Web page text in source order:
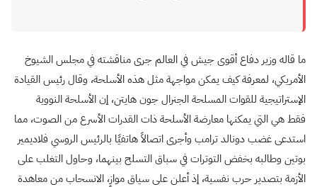
ما قاله وزير دفاع أقوى جيش في العالم جرى مناقشته في مجلس الشيوخ
الأمريكي، لمعرفة كيف يمكن مواجهة مثل هذه الأسلحة، وقال رئيس القيادة
الإستراتيجية للقوات المسلحة الجنرال جون هايتن، إن الأسلحة النووية
فقط هي التي يمكنها معارضة الأسلحة ذات القدرات الأسرع من الصوت، مما
استدعى غضب دونالد ترامب وأجرى اتصالاً هاتفيًا بالرئيس الروسي فلاديمير
بوتين وطالبه بخفض التوترات في سباق التسلح بينهما، وحاول التغلب على
الأزمة بتصدير حرب نفسية، إذ أعلن على سياق موازٍ، الانسحاب من معاهدة